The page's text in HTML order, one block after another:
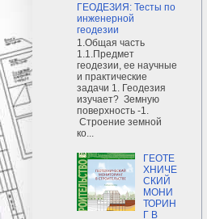
ГЕОДЕЗИЯ: Тесты по
инженерной
геодезии
1.Общая часть
1.1.Предмет
геодезии, ее научные
и практические
задачи 1. Геодезия
изучает? Земную
поверхность -1.
Строение земной
ко...
ГЕОТЕ
ХНИЧЕ
СКИЙ
МОНИ
ТОРИН
Г В